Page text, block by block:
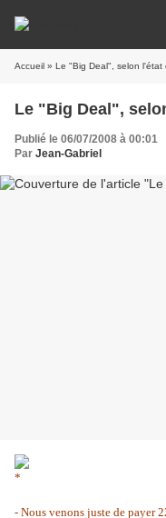
Accueil » Le "Big Deal", selon l'état
Le "Big Deal",
Publié le 06/07/2008 à 00:01
Par Jean-Gabriel
*
- Nous venons juste de payer